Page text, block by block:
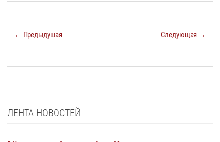
← Предыдущая Следующая →
ЛЕНТА НОВОСТЕЙ